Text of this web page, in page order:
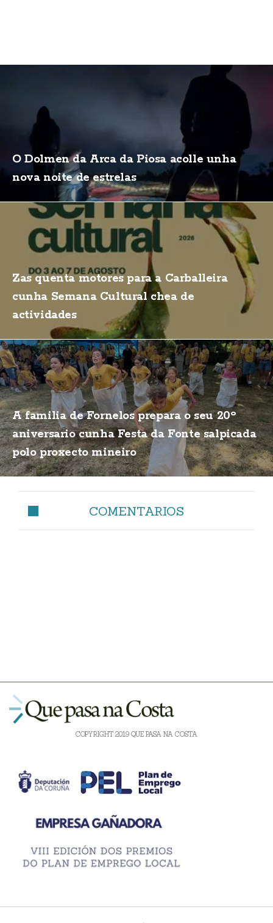
O Dolmen da Arca da Piosa acolle unha
nova noite de estrelas
Zas quenta motores para a Carballeira
cunha Semana Cultural chea de
actividades
A familia de Fornelos prepara o seu 20º
aniversario cunha Festa da Fonte salpicada
polo proxecto mineiro
COMENTARIOS
COPYRIGHT 2019 QUE PASA NA COSTA